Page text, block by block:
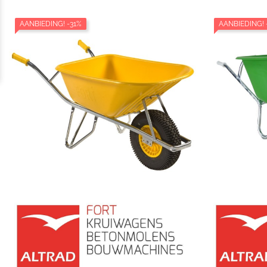
AANBIEDING! -31% AANBIEDING!